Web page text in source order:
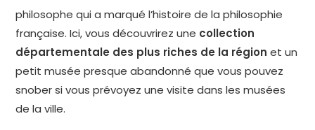
philosophe qui a marqué l’histoire de la philosophie
française. Ici, vous découvrirez une collection
départementale des plus riches de la région et un
petit musée presque abandonné que vous pouvez
snober si vous prévoyez une visite dans les musées
de la ville.